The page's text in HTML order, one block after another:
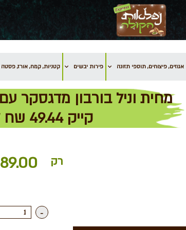
אגוזים, פיצוחים, תוספי תזונה פירות יבשים קטניות, קמח, אורז, פסטה
קייק 49.44 שח ל- 100 גרם
רק 89.00
-